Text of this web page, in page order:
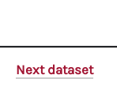
Next dataset